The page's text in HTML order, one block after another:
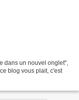
dans un nouvel onglet",
blog vous plait, c'est